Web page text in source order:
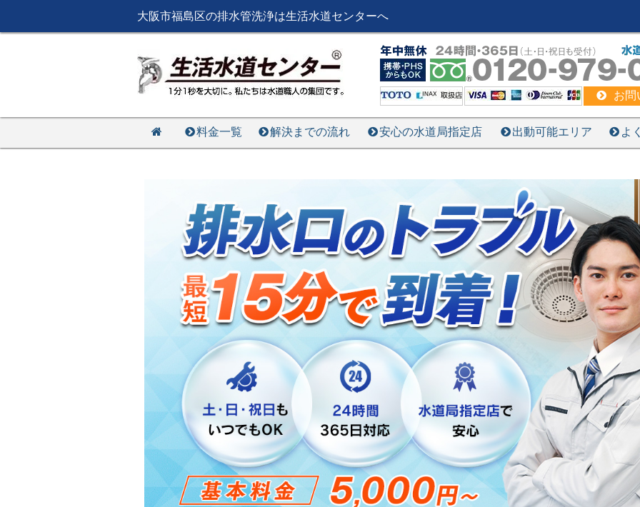
大阪市福島区の排水管洗浄は生活水道センターへ
お問
料金一覧 解決までの流れ 安心の水道局指定店 出動可能エリア よ